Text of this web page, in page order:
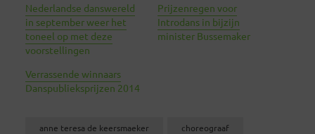
Nederlandse danswereld
in september weer het
toneel op met deze
voorstellingen
Prijzenregen voor
Introdans in bijzijn
minister Bussemaker
Verrassende winnaars
Danspublieksprijzen 2014
anne teresa de keersmaeker choreograaf